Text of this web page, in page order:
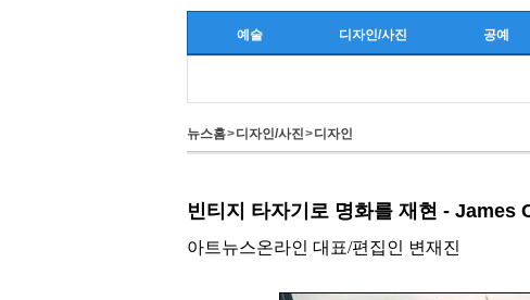
예술 디자인/사진 공예
뉴스홈>디자인/사진>디자인